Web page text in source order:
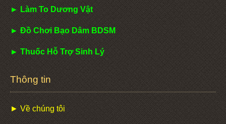
► Làm To Dương Vật
► Đồ Chơi Bạo Dâm BDSM
► Thuốc Hỗ Trợ Sinh Lý
Thông tin
► Về chúng tôi